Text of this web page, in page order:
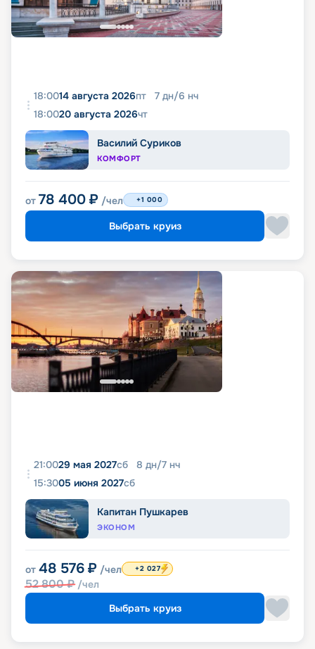
18:0014 августа 2026пт 7 дн/6 нч
18:0020 августа 2026чт
Василий Суриков
КОМФОРТ
от 78 400 ₽ /чел +1 000
Выбрать круиз
21:0029 мая 2027сб 8 дн/7 нч
15:3005 июня 2027сб
Капитан Пушкарев
ЭКОНОМ
от 48 576 ₽ /чел
52 800₽ /чел
+2 027
Выбрать круиз